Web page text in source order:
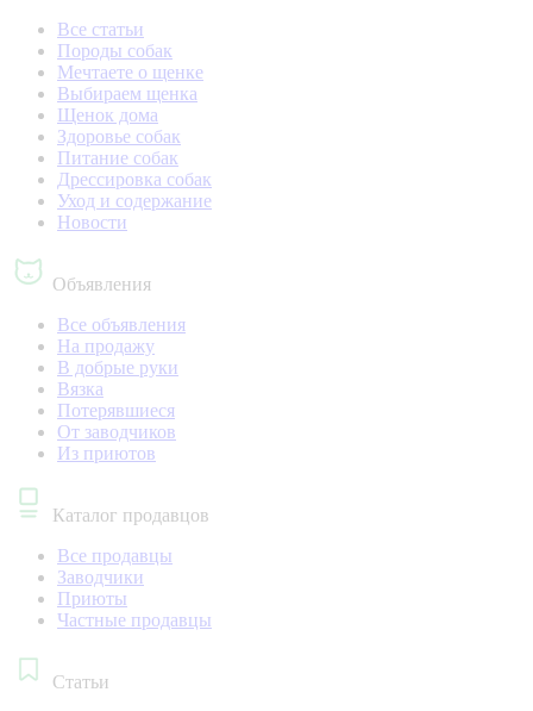
Все статьи
Породы собак
Мечтаете о щенке
Выбираем щенка
Щенок дома
Здоровье собак
Питание собак
Дрессировка собак
Уход и содержание
Новости
Объявления
Все объявления
На продажу
В добрые руки
Вязка
Потерявшиеся
От заводчиков
Из приютов
Каталог продавцов
Все продавцы
Заводчики
Приюты
Частные продавцы
Статьи